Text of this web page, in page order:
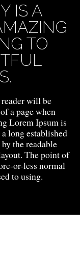
IS A
TO
will be
a page when
Lorem Ipsum is
long established
the readable
The point of
or-less normal
to using.